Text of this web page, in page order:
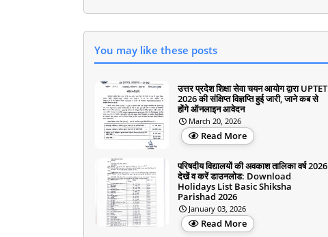
You may like these posts
उत्तर प्रदेश शिक्षा सेवा चयन आयोग द्वारा UPTET
2026 की संक्षिप्त विज्ञप्ति हुई जारी, जाने कब से
होंगे ऑनलाइन आवेदन
March 20, 2026
Read More
परिषदीय विद्यालयों की अवकाश तालिका वर्ष 2026
देखें व करें डाउनलोड: Download
Holidays List Basic Shiksha
Parishad 2026
January 03, 2026
Read More